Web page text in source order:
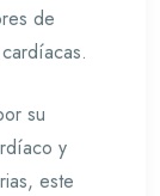
de
su
y
este